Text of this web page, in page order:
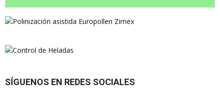
SÍGUENOS EN REDES SOCIALES